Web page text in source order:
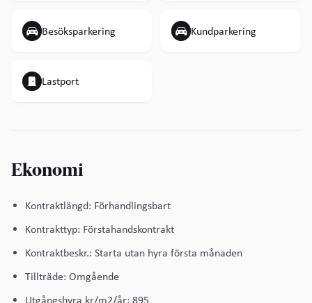
Besöksparkering Kundparkering
Lastport
Ekonomi
Kontraktlängd: Förhandlingsbart
Kontrakttyp: Förstahandskontrakt
Kontraktbeskr.: Starta utan hyra första månaden
Tillträde: Omgående
Utgångshyra kr/m2/år: 895